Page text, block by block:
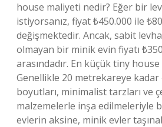
house maliyeti nedir? Eğer bir
istiyorsanız, fiyat ₺450.000 ile
değişmektedir. Ancak, sabit
olmayan bir minik evin fiyatı
arasındadır. En küçük tiny
Genellikle 20 metrekareye
boyutları, minimalist tarzları ve
malzemelerle inşa edilmeleriyle
evlerin aksine, minik evler